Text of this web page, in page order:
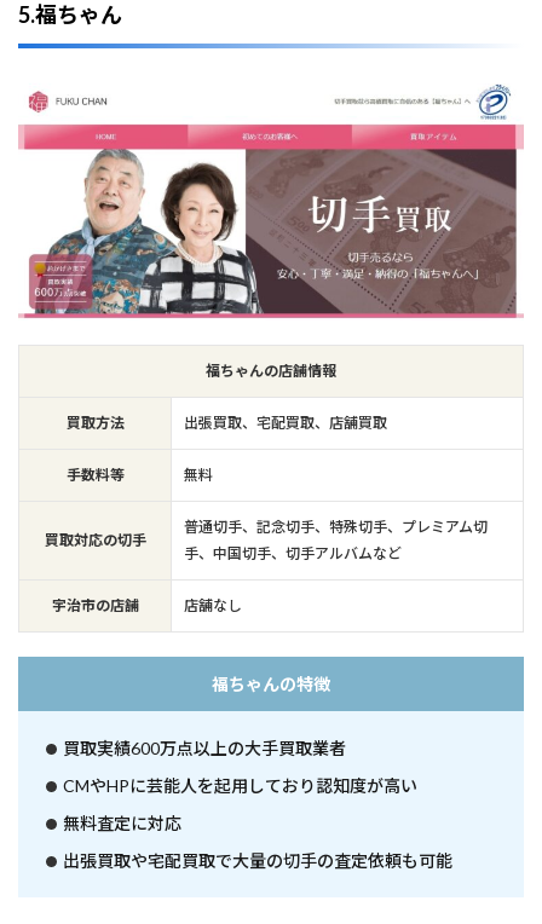
5.福ちゃん
福ちゃんの店舗情報
買取方法 出張買取、宅配買取、店舗買取
手数料等 無料
買取対応の切手
普通切手、記念切手、特殊切手、プレミアム切
手、中国切手、切手アルバムなど
宇治市の店舗 店舗なし
福ちゃんの特徴
買取実績600万点以上の大手買取業者
CMやHPに芸能人を起用しており認知度が高い
無料査定に対応
出張買取や宅配買取で大量の切手の査定依頼も可能